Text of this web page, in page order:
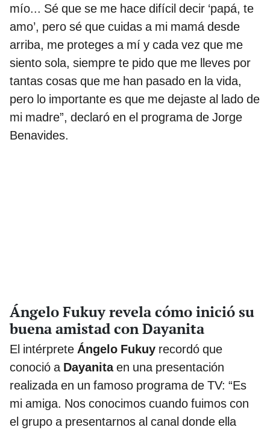
mío... Sé que se me hace difícil decir ‘papá, te
amo’, pero sé que cuidas a mi mamá desde
arriba, me proteges a mí y cada vez que me
siento sola, siempre te pido que me lleves por
tantas cosas que me han pasado en la vida,
pero lo importante es que me dejaste al lado de
mi madre”, declaró en el programa de Jorge
Benavides.
Ángelo Fukuy revela cómo inició su
buena amistad con Dayanita
El intérprete Ángelo Fukuy recordó que
conoció a Dayanitaen una presentación
realizada en un famoso programa de TV: “Es
mi amiga. Nos conocimos cuando fuimos con
el grupo a presentarnos al canal donde ella